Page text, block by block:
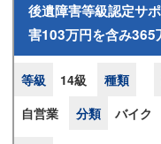
後遺障害等級認定サ
害103万円を含み365
等級 14級 種類
自営業
分類 バイク